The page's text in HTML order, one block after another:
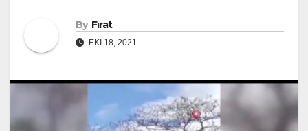
By Fırat
EKI 18, 2021